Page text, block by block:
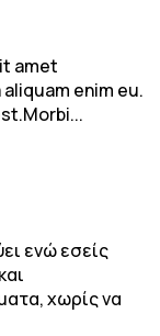
amet
enim eu.
ενώ εσείς
χωρίς να